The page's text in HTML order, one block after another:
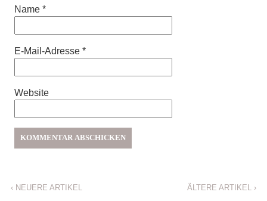
Name *
E-Mail-Adresse *
Website
‹NEUERE ARTIKEL ÄLTERE ARTIKEL ›